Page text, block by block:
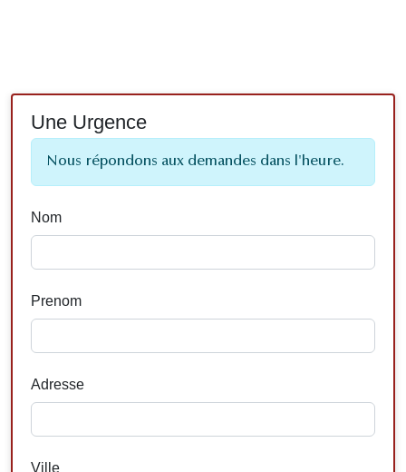
Une Urgence
Nous répondons aux demandes dans l'heure.
Nom
Prenom
Adresse
Ville